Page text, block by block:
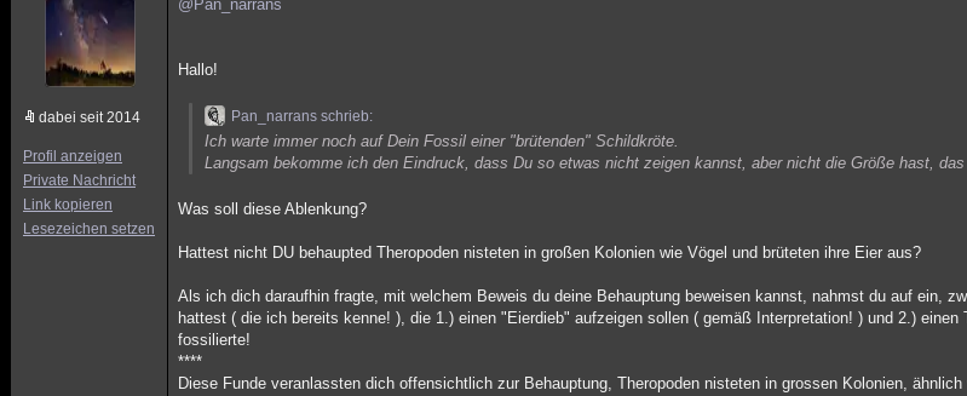
dabei seit 2014
Profil anzeigen
Private Nachricht
Link kopieren
Lesezeichen setzen
@Pan_narrans
Hallo!
Pan_narrans schrieb:
Ich warte immer noch auf Dein Fossil einer "brütenden" Schildkröte.
Langsam bekomme ich den Eindruck, dass Du so etwas nicht zeigen kannst, aber nicht die Größe hast, das
Was soll diese Ablenkung?
Hattest nicht DU behaupted Theropoden nisteten in großen Kolonien wie Vögel und brüteten ihre Eier aus?
Als ich dich daraufhin fragte, mit welchem Beweis du deine Behauptung beweisen kannst, nahmst du auf ein,
hattest ( die ich bereits kenne! ), die 1.) einen "Eierdieb" aufzeigen sollen ( gemäß Interpretation! ) und 2.) einen
fossilierte!
****
Diese Funde veranlassten dich offensichtlich zur Behauptung, Theropoden nisteten in grossen Kolonien,